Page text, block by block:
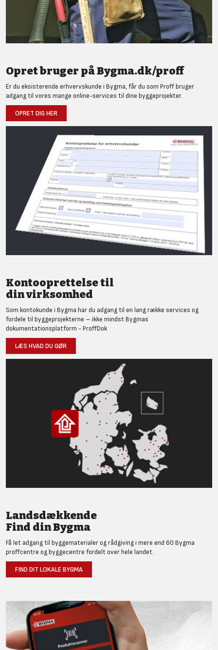
Opret bruger på Bygma.dk/proff
Er du eksisterende erhvervskunde i Bygma, får du som Proff bruger
adgang til vores mange online-services til dine byggeprojekter.
OPRET DIG HER
Kontooprettelse til
din virksomhed
Som kontokunde i Bygma har du adgang til en lang række services og
fordele til byggeprojekterne – ikke mindst Bygmas
dokumentationsplatform - ProffDok
LÆS HVAD DU GØR
Landsdækkende
Find din Bygma
Få let adgang til byggematerialer og rådgiving i mere end 60 Bygma
proffcentre og byggecentre fordelt over hele landet.
FIND DIT LOKALE BYGMA